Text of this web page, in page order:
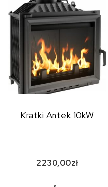
Kratki Antek 10kW
2230,00zł